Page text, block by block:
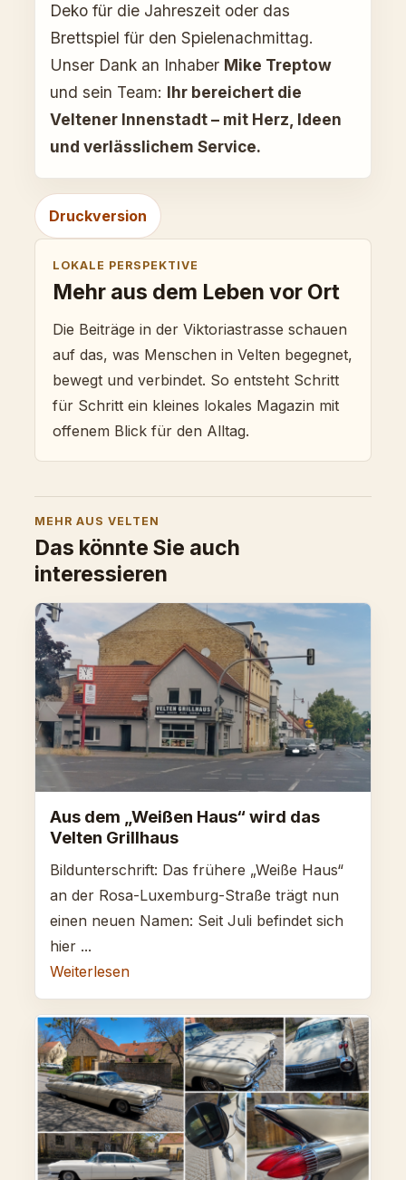
Deko für die Jahreszeit oder das
Brettspiel für den Spielenachmittag.
Unser Dank an Inhaber Mike Treptow
und sein Team: Ihr bereichert die
Veltener Innenstadt – mit Herz, Ideen
und verlässlichem Service.
Druckversion
LOKALE PERSPEKTIVE
Mehr aus dem Leben vor Ort
Die Beiträge in der Viktoriastrasse schauen
auf das, was Menschen in Velten begegnet,
bewegt und verbindet. So entsteht Schritt
für Schritt ein kleines lokales Magazin mit
offenem Blick für den Alltag.
MEHR AUS VELTEN
Das könnte Sie auch
interessieren
Aus dem „Weißen Haus“ wird das
Velten Grillhaus
Bildunterschrift: Das frühere „Weiße Haus“
an der Rosa-Luxemburg-Straße trägt nun
einen neuen Namen: Seit Juli befindet sich
hier ...
Weiterlesen